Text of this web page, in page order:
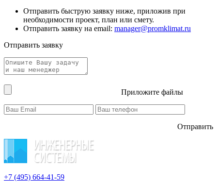
Отправить быструю заявку ниже, приложив при
необходимости проект, план или смету.
Отправить заявку на email: manager@promklimat.ru
Отправить заявку
Приложите файлы
Отправить
+7 (495) 664-41-59